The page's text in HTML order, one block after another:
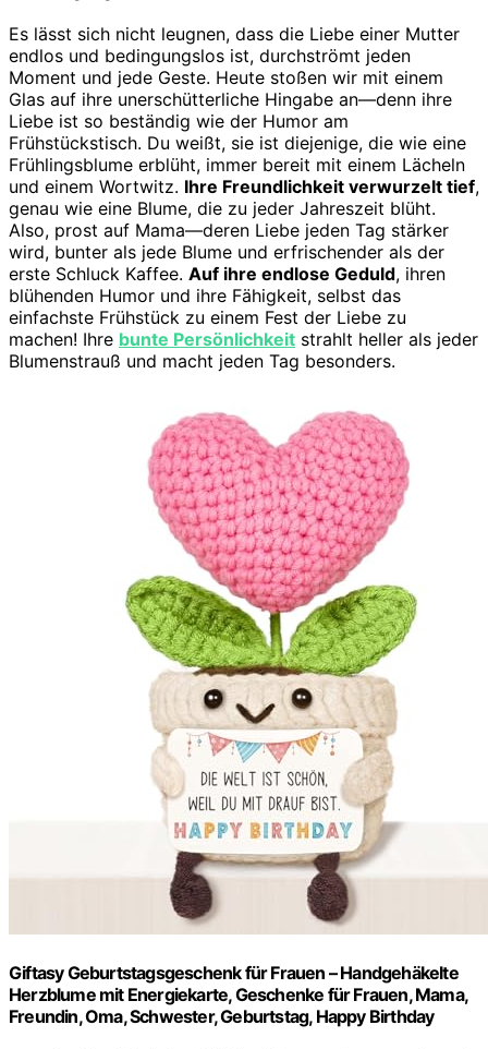
Es lässt sich nicht leugnen, dass die Liebe einer Mutter
endlos und bedingungslos ist, durchströmt jeden
Moment und jede Geste. Heute stoßen wir mit einem
Glas auf ihre unerschütterliche Hingabe an—denn ihre
Liebe ist so beständig wie der Humor am
Frühstückstisch. Du weißt, sie ist diejenige, die wie eine
Frühlingsblume erblüht, immer bereit mit einem Lächeln
und einem Wortwitz. Ihre Freundlichkeit verwurzelt tief,
genau wie eine Blume, die zu jeder Jahreszeit blüht.
Also, prost auf Mama—deren Liebe jeden Tag stärker
wird, bunter als jede Blume und erfrischender als der
erste Schluck Kaffee. Auf ihre endlose Geduld, ihren
blühenden Humor und ihre Fähigkeit, selbst das
einfachste Frühstück zu einem Fest der Liebe zu
machen! Ihre bunte Persönlichkeit strahlt heller als jeder
Blumenstrauß und macht jeden Tag besonders.
Giftasy Geburtstagsgeschenk für Frauen – Handgehäkelte
Herzblume mit Energiekarte, Geschenke für Frauen, Mama,
Freundin, Oma, Schwester, Geburtstag, Happy Birthday